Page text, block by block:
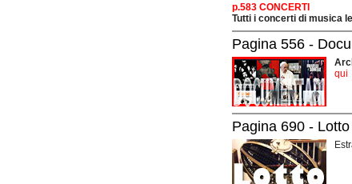
p.583 CONCERTI
Tutti i concerti di musica
Pagina 556 -
qui
Pagina 690 - Lotto